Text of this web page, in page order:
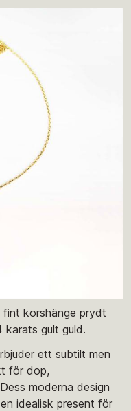
fint korshänge prydt
karats gult guld.
ett subtilt men
för dop,
moderna design
idealisk present för